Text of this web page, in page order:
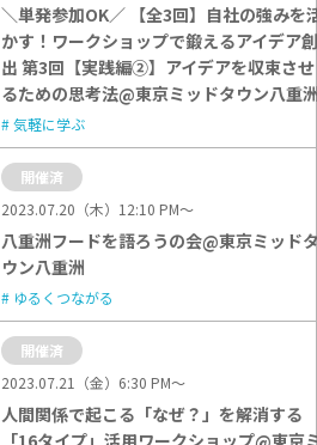
＼単発参加OK／ 【全3回】自社の強みを
かす！ワークショップで鍛えるアイデア創
出 第3回【実践編②】アイデアを収束させ
るための思考法@東京ミッドタウン八重
気軽に学ぶ
開催済
2023.07.20（木）12:10 PM〜
八重洲フードを語ろうの会@東京ミッド
ウン八重洲
ゆるくつながる
開催済
2023.07.21（金）6:30 PM〜
人間関係で起こる「なぜ？」を解消する
「16タイプ」活用ワークショップ@東京